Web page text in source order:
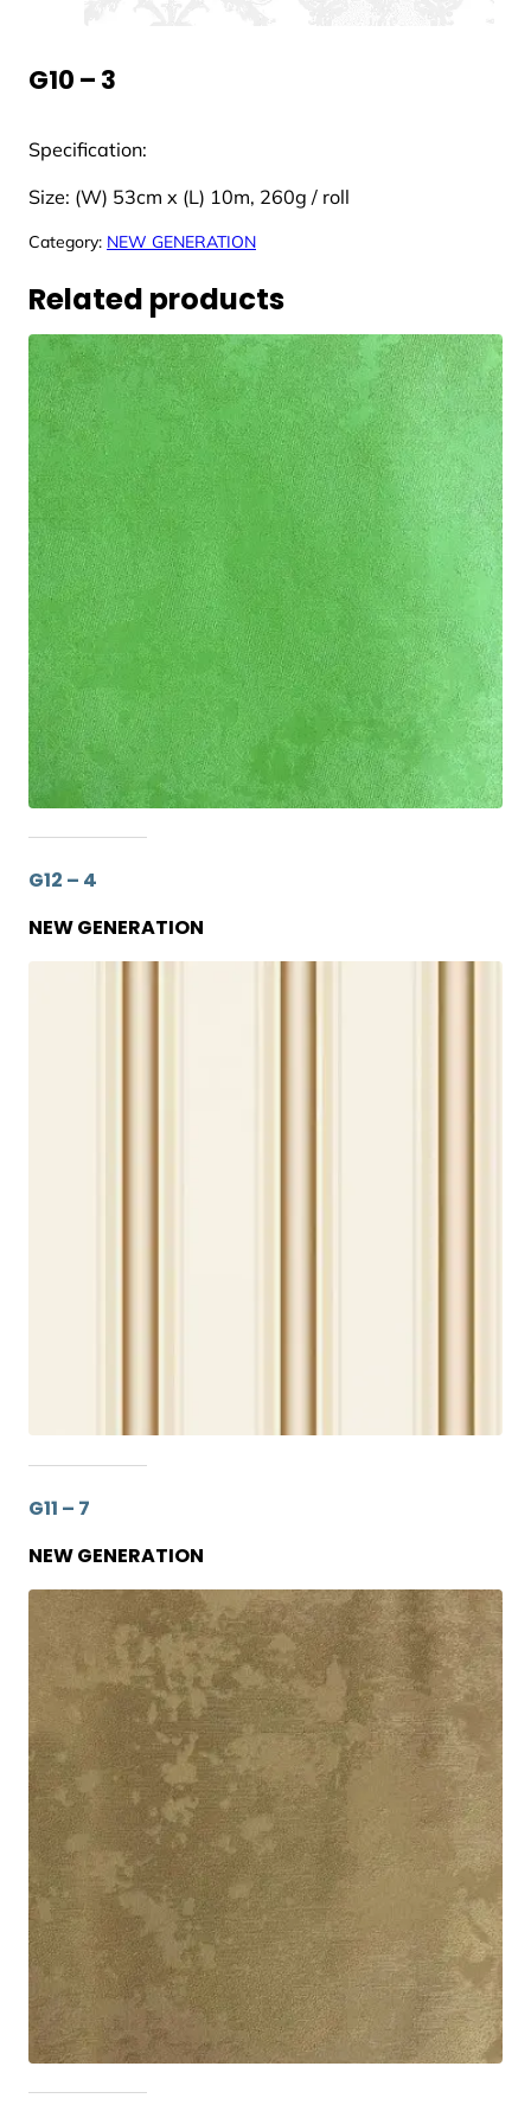
G10 – 3
Specification:
Size: (W) 53cm x (L) 10m, 260g / roll
Category: NEW GENERATION
Related products
G12 – 4
NEW GENERATION
G11 – 7
NEW GENERATION